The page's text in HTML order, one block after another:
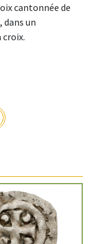
cantonnée de
dans un